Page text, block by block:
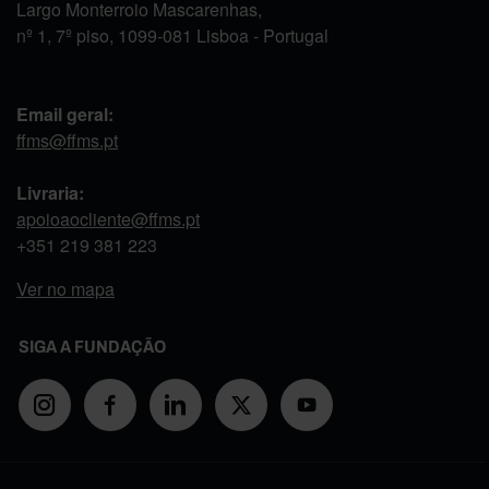
Largo Monterroio Mascarenhas,
nº 1, 7º piso, 1099-081 Lisboa - Portugal
Email geral:
ffms@ffms.pt
Livraria:
apoioaocliente@ffms.pt
+351 219 381 223
Ver no mapa
SIGA A FUNDAÇÃO